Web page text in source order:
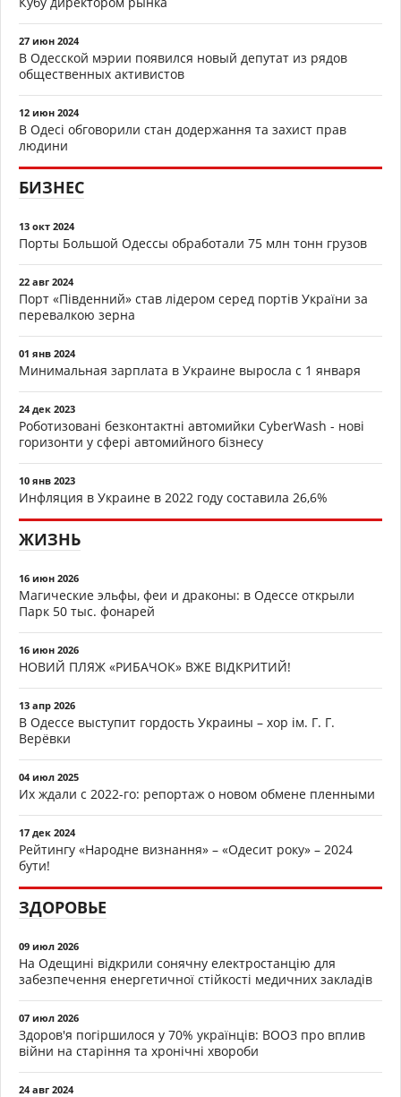
27 июн 2024
В Одесской мэрии появился новый депутат из рядов
общественных активистов
12 июн 2024
В Одесі обговорили стан додержання та захист прав
людини
БИЗНЕС
13 окт 2024
Порты Большой Одессы обработали 75 млн тонн грузов
22 авг 2024
Порт «Південний» став лідером серед портів України за
перевалкою зерна
01 янв 2024
Минимальная зарплата в Украине выросла с 1 января
24 дек 2023
Роботизовані безконтактні автомийки CyberWash - нові
горизонти у сфері автомийного бізнесу
10 янв 2023
Инфляция в Украине в 2022 году составила 26,6%
ЖИЗНЬ
16 июн 2026
Магические эльфы, феи и драконы: в Одессе открыли
Парк 50 тыс. фонарей
16 июн 2026
НОВИЙ ПЛЯЖ «РИБАЧОК» ВЖЕ ВІДКРИТИЙ!
13 апр 2026
В Одессе выступит гордость Украины – хор ім. Г. Г.
Верёвки
04 июл 2025
Их ждали с 2022-го: репортаж о новом обмене пленными
17 дек 2024
Рейтингу «Народне визнання» – «Одесит року» – 2024
бути!
ЗДОРОВЬЕ
09 июл 2026
На Одещині відкрили сонячну електростанцію для
забезпечення енергетичної стійкості медичних закладів
07 июл 2026
Здоров'я погіршилося у 70% українців: ВООЗ про вплив
війни на старіння та хронічні хвороби
24 авг 2024